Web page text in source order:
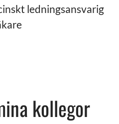
ledningsansvarig
kollegor